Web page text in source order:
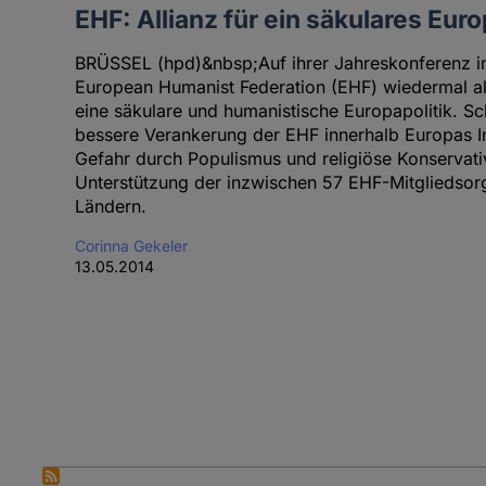
EHF: Allianz für ein säkulares
BRÜSSEL (hpd)&nbsp;Auf ihrer Jahreskonferenz
European Humanist Federation (EHF) wiedermal
eine säkulare und humanistische Europapolitik.
bessere Verankerung der EHF innerhalb Europas
Gefahr durch Populismus und religiöse
Unterstützung der inzwischen 57 EHF-
Ländern.
Corinna Gekeler
13.05.2014